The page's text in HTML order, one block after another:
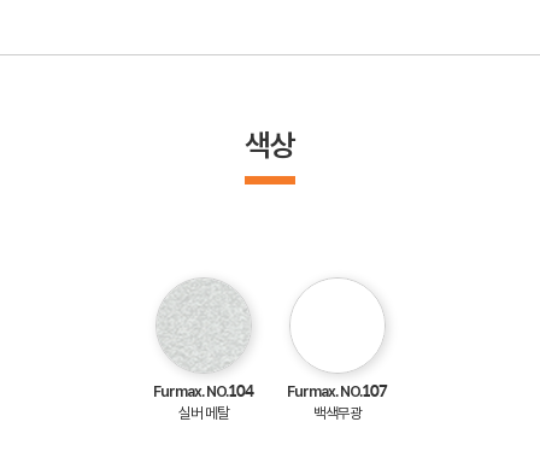
색상
Furmax. NO.104
실버 메탈
Furmax. NO.107
백색무광